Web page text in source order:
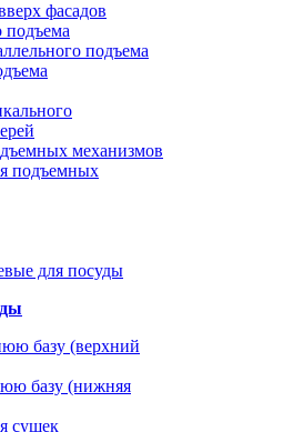
фасадов
подъема
подъема
механизмов
подъемных
базу (верхний
базу (нижняя
сушек